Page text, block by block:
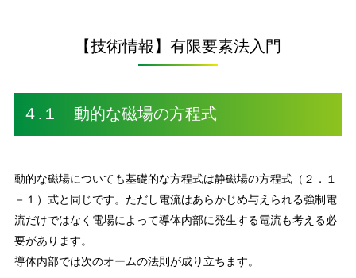
【技術情報】有限要素法入門
４.１ 動的な磁場の方程式
動的な磁場についても基礎的な方程式は静磁場の方程式（２．１
－１）式と同じです。ただし電流はあらかじめ与えられる強制電
流だけではなく電場によって導体内部に発生する電流も考える必
要があります。
導体内部では次のオームの法則が成り立ちます。